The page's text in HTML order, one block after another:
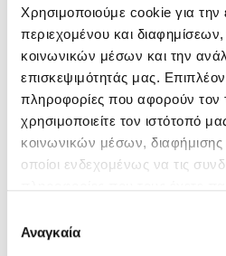
Χρησιμοποιούμε cookie για την
περιεχομένου και
κοινωνικών μέσων και την
επισκεψιμότητάς μας.
πληροφορίες που αφορούν τον
χρησιμοποιείτε τον ιστότοπό
κοινωνικών μέσων,
οποίοι ενδεχομένως να τις
των υπηρεσιών τους.
συγκατάθεσης
Αναγκαία
JR '16
17
Dougos Winery
Mavrotragano 2020
50.90€ 52.10€